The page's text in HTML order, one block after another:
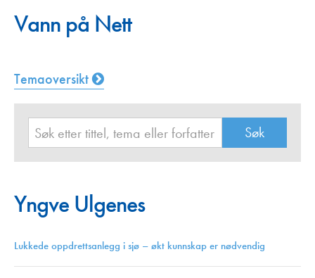
Vann på Nett
Temaoversikt
Yngve Ulgenes
Lukkede oppdrettsanlegg i sjø – økt kunnskap er nødvendig